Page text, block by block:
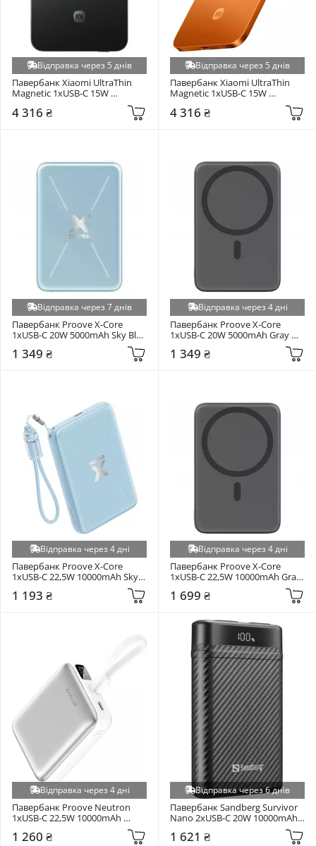
Відправка через 5 днів
Павербанк Xiaomi UltraThin
Magnetic 1xUSB-C 15W
5000mAh Black (BHR0913GL)
4 316 ₴
Відправка через 5 днів
Павербанк Xiaomi UltraThin
Magnetic 1xUSB-C 15W
5000mAh Orange (BHR0975GL)
4 316 ₴
Відправка через 7 днів
Павербанк Proove X-Core
1xUSB-C 20W 5000mAh Sky Blue
1 349 ₴
Відправка через 4 дні
Павербанк Proove X-Core
1xUSB-C 20W 5000mAh Gray
1 349 ₴
Відправка через 4 дні
Павербанк Proove X-Core
1xUSB-C 22,5W 10000mAh Sky
1 193 ₴
Відправка через 4 дні
Павербанк Proove X-Core
1xUSB-C 22,5W 10000mAh Gray
1 699 ₴
Відправка через 4 дні
Павербанк Proove Neutron
1xUSB-C 22,5W 10000mAh
Silver/White (PBNE22022206)
1 260 ₴
Відправка через 6 днів
Павербанк Sandberg Survivor
Nano 2xUSB-C 20W 10000mAh
1 621 ₴